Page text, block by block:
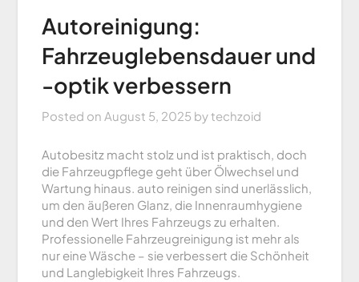
Autoreinigung:
Fahrzeuglebensdauer und
-optik verbessern
Posted on August 5, 2025 bytechzoid
Autobesitz macht stolz und ist praktisch, doch
die Fahrzeugpflege geht über Ölwechsel und
Wartung hinaus. auto reinigen sind unerlässlich,
um den äußeren Glanz, die Innenraumhygiene
und den Wert Ihres Fahrzeugs zu erhalten.
Professionelle Fahrzeugreinigung ist mehr als
nur eine Wäsche – sie verbessert die Schönheit
und Langlebigkeit Ihres Fahrzeugs.